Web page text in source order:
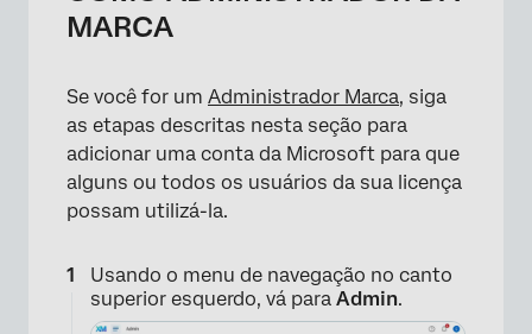
×
MARCA
Se você for um Administrador Marca, siga
as etapas descritas nesta seção para
adicionar uma conta da Microsoft para que
alguns ou todos os usuários da sua licença
possam utilizá-la.
Usando o menu de navegação no canto
superior esquerdo, vá para Admin.